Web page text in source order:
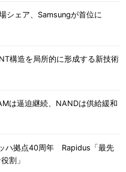
シェア、Samsungが首位に
構造を局所的に形成する新技術
は逼迫継続、NANDは供給緩和
ハ拠点40周年 Rapidus「最先
割」